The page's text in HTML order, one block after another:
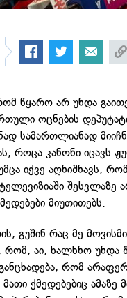
წყარო არ უნდა
ოცნების
სამართლიანად
როცა კანონი იცავს
იქვე აღნიშნავს,
შესვლაზე
მიუთითებს.
გუშინ რაც მე
რომ, აი, ხალხნო უნდა
რომ
ქმედებებიც